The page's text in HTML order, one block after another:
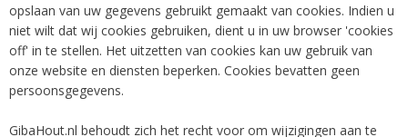
opslaan van uw gegevens gebruikt gemaakt van cookies. Indien u
niet wilt dat wij cookies gebruiken, dient u in uw browser 'cookies
off' in te stellen. Het uitzetten van cookies kan uw gebruik van
onze website en diensten beperken. Cookies bevatten geen
persoonsgegevens.
GibaHout.nl behoudt zich het recht voor om wijzigingen aan te